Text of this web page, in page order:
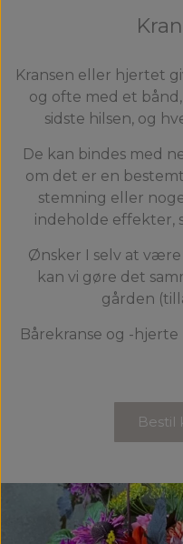
Kransen eller hjertet
og ofte med et
sidste hilsen, og
De kan bindes med
om det er en
stemning eller
indeholde effekter,
Ønsker I selv at
kan vi gøre det
gården
Bårekranse og -
Bestil